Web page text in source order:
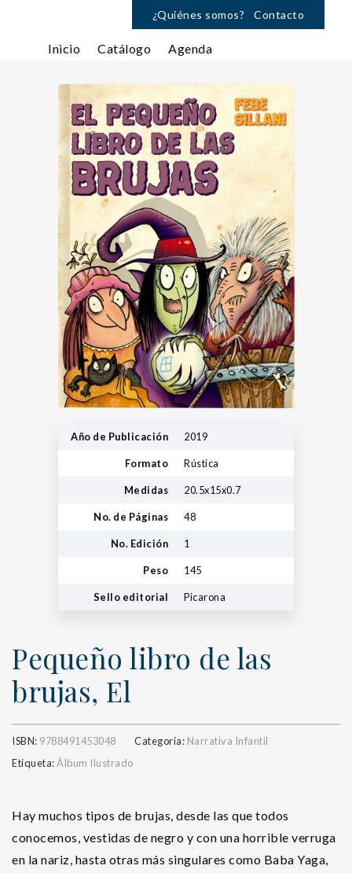
¿Quiénes somos? Contacto
Inicio Catálogo Agenda
Año de Publicación 2019
Formato Rústica
Medidas 20.5x15x0.7
No. de Páginas 48
No. Edición 1
Peso 145
Sello editorial Picarona
Pequeño libro de las
brujas, El
ISBN: 9788491453048 Categoría: Narrativa Infantil
Etiqueta:Álbum Ilustrado
Hay muchos tipos de brujas, desde las que todos
conocemos, vestidas de negro y con una horrible verruga
en la nariz, hasta otras más singulares como Baba Yaga,